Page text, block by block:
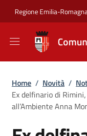
Regione Emilia-
Briciole di
Home / Novità /
Ex delfinario di
all’Ambiente Anna